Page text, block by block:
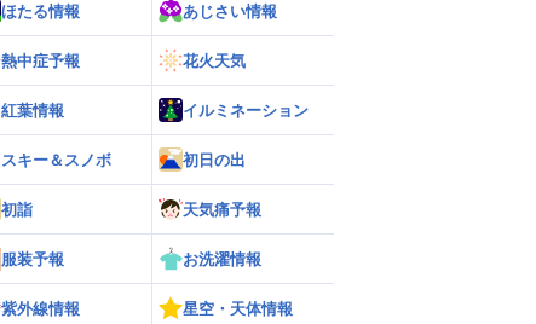
ほたる情報 あじさい情報
熱中症予報 花火天気
紅葉情報 イルミネーション
スキー＆スノボ 初日の出
初詣 天気痛予報
服装予報 お洗濯情報
紫外線情報 星空・天体情報